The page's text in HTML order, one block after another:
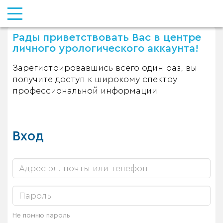
Рады приветствовать Вас в центре
личного урологического аккаунта!
Зарегистрировавшись всего один раз, вы
получите доступ к широкому спектру
профессиональной информации
Вход
Не помню пароль